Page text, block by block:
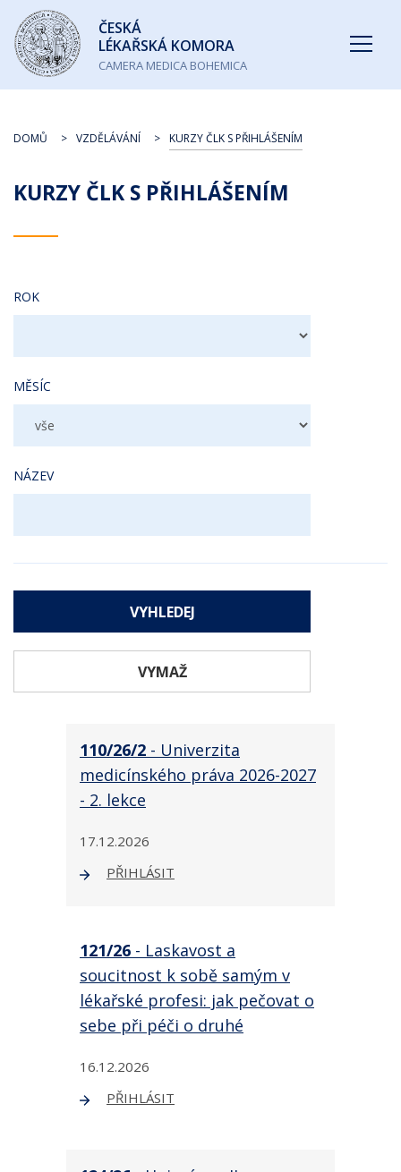
Česká
lékařská
komora
ČESKÁ
LÉKAŘSKÁ KOMORA
CAMERA MEDICA BOHEMICA
KURZY ČLK S PŘIHLÁŠENÍM
DOMŮ VZDĚLÁVÁNÍ KURZY ČLK S PŘIHLÁŠENÍM
ROK
MĚSÍC
NÁZEV
VYMAŽ
110/26/2 - Univerzita
medicínského práva 2026-2027
- 2. lekce
17.12.2026
PŘIHLÁSIT
121/26 - Laskavost a
soucitnost k sobě samým v
lékařské profesi: jak pečovat o
sebe při péči o druhé
16.12.2026
PŘIHLÁSIT